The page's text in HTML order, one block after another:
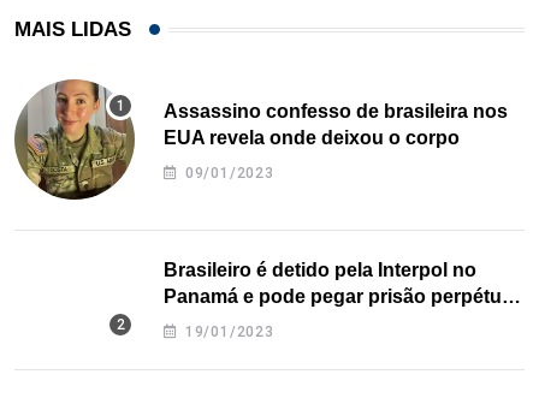
MAIS LIDAS
Assassino confesso de brasileira nos
EUA revela onde deixou o corpo
09/01/2023
Brasileiro é detido pela Interpol no
Panamá e pode pegar prisão perpétua
nos EUA
19/01/2023